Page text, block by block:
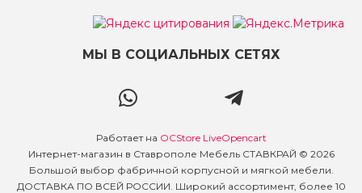
МЫ В СОЦИАЛЬНЫХ СЕТЯХ
Работает на OCStore LiveOpencart
Интернет-магазин в Ставрополе Мебель СТАВКРАЙ © 2026
Большой выбор фабричной корпусной и мягкой мебели.
ДОСТАВКА ПО ВСЕЙ РОССИИ. Широкий ассортимент, более 10